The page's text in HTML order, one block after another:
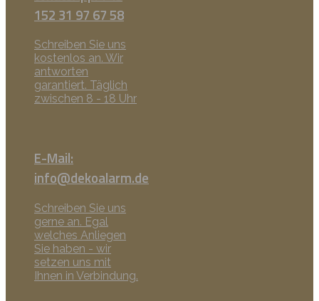
152 31 97 67 58
Schreiben Sie uns
kostenlos an. Wir
antworten
garantiert. Täglich
zwischen 8 - 18 Uhr
E-Mail:
info@dekoalarm.de
Schreiben Sie uns
gerne an. Egal
welches Anliegen
Sie haben - wir
setzen uns mit
Ihnen in Verbindung.